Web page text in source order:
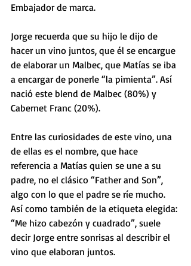
Embajador de marca.
Jorge recuerda que su hijo le dijo de
hacer un vino juntos, que él se encargue
de elaborar un Malbec, que Matías se iba
a encargar de ponerle “la pimienta”. Así
nació este blend de Malbec (80%) y
Cabernet Franc (20%).
Entre las curiosidades de este vino, una
de ellas es el nombre, que hace
referencia a Matías quien se une a su
padre, no el clásico “Father and Son”,
algo con lo que el padre se ríe mucho.
Así como también de la etiqueta elegida:
“Me hizo cabezón y cuadrado”, suele
decir Jorge entre sonrisas al describir el
vino que elaboran juntos.